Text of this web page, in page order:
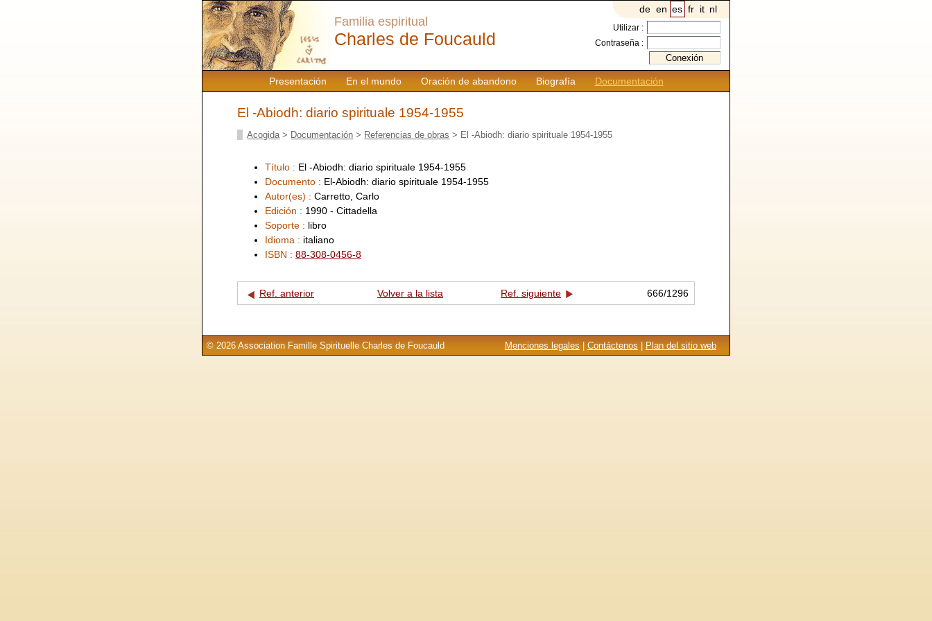
Presentación En el mundo Oración de abandono Biografía Documentación
Familia espiritual
Charles de Foucauld
de en es fr it nl
Utilizar :
Contraseña :
El -Abiodh: diario spirituale 1954-1955
Acogida > Documentación > Referencias de obras > El -Abiodh: diario spirituale 1954-1955
Título : El -Abiodh: diario spirituale 1954-1955
Documento : El-Abiodh: diario spirituale 1954-1955
Autor(es) : Carretto, Carlo
Edición : 1990 - Cittadella
Soporte : libro
Idioma : italiano
ISBN : 88-308-0456-8
Ref. anterior Volver a la lista Ref. siguiente 666/1296
Menciones legales Contáctenos Plan del sitio web
© 2026 Association Famille Spirituelle Charles de Foucauld